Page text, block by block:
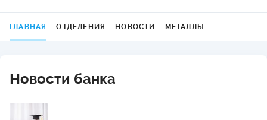
ГЛАВНАЯ ОТДЕЛЕНИЯ НОВОСТИ МЕТАЛЛЫ
Новости банка